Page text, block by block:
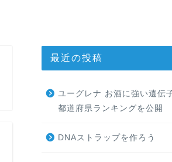
最近の投稿
ユーグレナ お酒に強い遺伝
都道府県ランキングを公開
DNAストラップを作ろう